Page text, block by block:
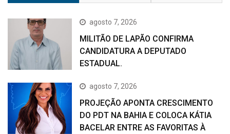
agosto 7, 2026
MILITÃO DE LAPÃO CONFIRMA
CANDIDATURA A DEPUTADO
ESTADUAL.
agosto 7, 2026
PROJEÇÃO APONTA CRESCIMENTO
DO PDT NA BAHIA E COLOCA KÁTIA
BACELAR ENTRE AS FAVORITAS À